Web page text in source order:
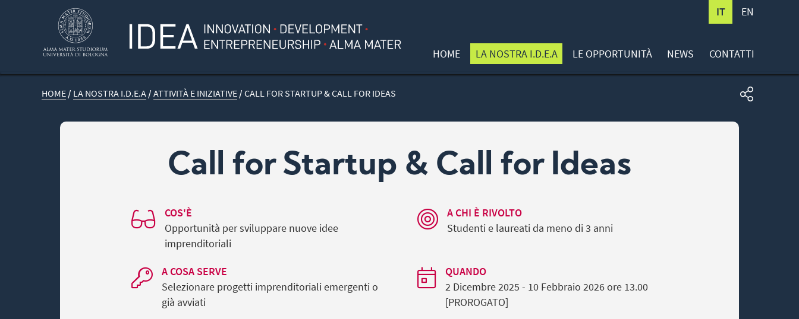
IT EN
HOME LA NOSTRA I.D.E.A LE OPPORTUNITÀ NEWS CONTATTI
HOME / LA NOSTRA I.D.E.A /ATTIVITÀ E INIZIATIVE /CALL FOR STARTUP & CALL FOR IDEAS
Call for Startup & Call for Ideas
COS'È
Opportunità per sviluppare nuove idee
imprenditoriali
A CHI È RIVOLTO
Studenti e laureati da meno di 3 anni
A COSA SERVE
Selezionare progetti imprenditoriali emergenti o
già avviati
QUANDO
2 Dicembre 2025 - 10 Febbraio 2026 ore 13.00
[PROROGATO]